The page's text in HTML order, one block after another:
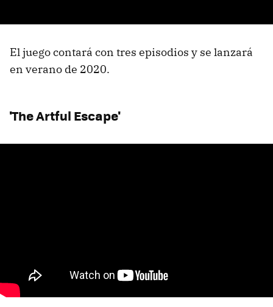
El juego contará con tres episodios y se lanzará
en verano de 2020.
'The Artful Escape'